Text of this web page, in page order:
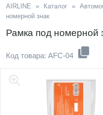
AIRLINE » Каталог »
номерной знак
Рамка под номерной
Код товара: AFC-04